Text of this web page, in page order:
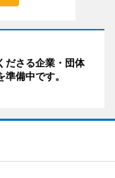
ださる企業・団体
備中です。